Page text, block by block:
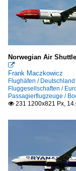
Norwegian Air

Frank Maczkowicz
Flughäfen /
Fluggesellschaften /
Passagierflugzeuge /
 231 1200x821 Px,